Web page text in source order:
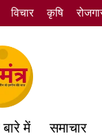
विचार कृषि
बारे में समाचार